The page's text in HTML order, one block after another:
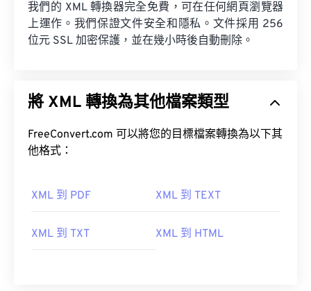
我們的 XML 轉換器完全免費，可在任何網頁瀏覽器
上運作。我們保證文件安全和隱私。文件採用 256
位元 SSL 加密保護，並在幾小時後自動刪除。
將 XML 轉換為其他檔案類型
FreeConvert.com 可以將您的目標檔案轉換為以下其
他格式：
XML 到 PDF XML 到 TEXT
XML 到 TXT XML 到 HTML